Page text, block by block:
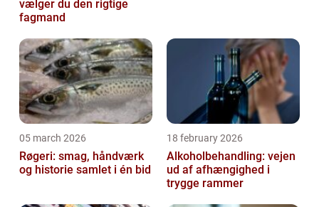
vælger du den rigtige
fagmand
05 march 2026
Røgeri: smag, håndværk
og historie samlet i én bid
18 february 2026
Alkoholbehandling: vejen
ud af afhængighed i
trygge rammer